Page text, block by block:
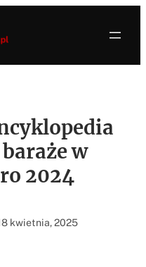
w
2024
kwietnia, 2025